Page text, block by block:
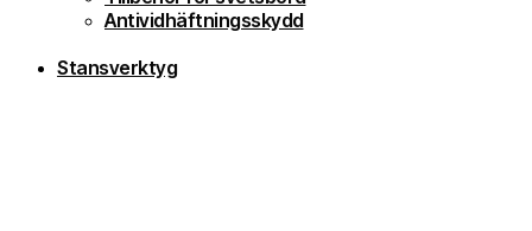
Antividhäftningsskydd
Stansverktyg